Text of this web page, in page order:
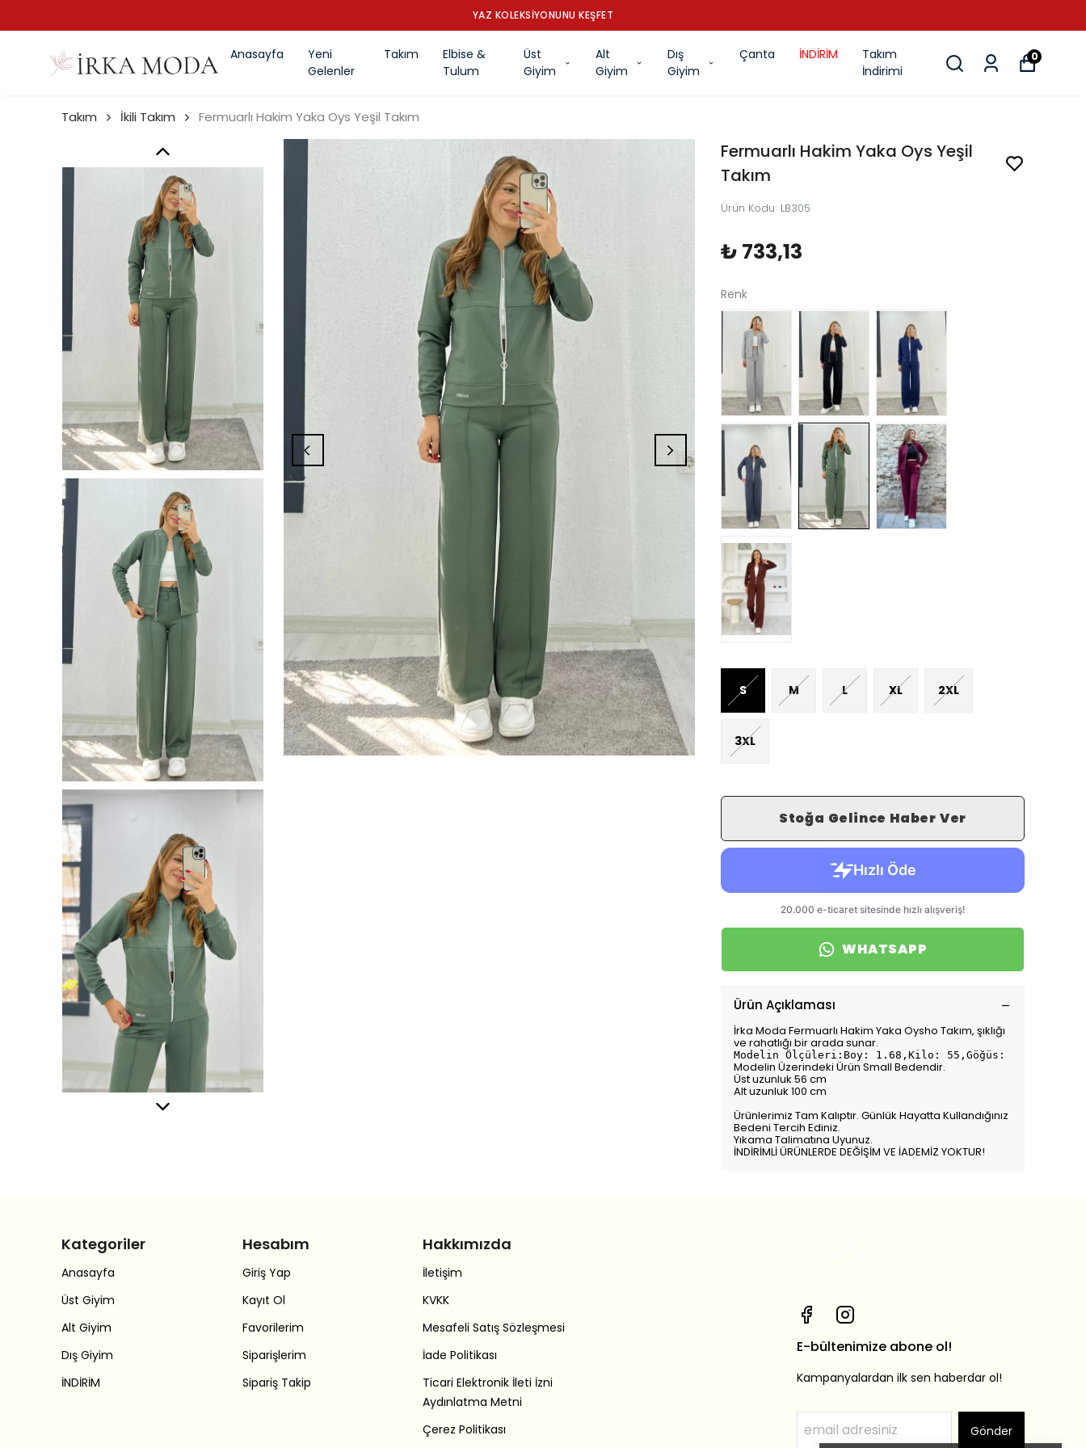
YAZ KOLEKSİYONUNU KEŞFET
Anasayfa
Yeni
Gelenler
Takım
Elbise &
Tulum
Üst
Giyim
Alt
Giyim
Dış
Giyim
Çanta İNDİRİM
Takım
İndirimi
0
Takım İkili Takım Fermuarlı Hakim Yaka Oys Yeşil Takım
Fermuarlı Hakim Yaka Oys Yeşil
Takım
Ürün Kodu: LB305
₺ 733,13
Renk
S M L XL 2XL
3XL
Stoğa Gelince Haber Ver
WHATSAPP
Ürün Açıklaması
İrka Moda Fermuarlı Hakim Yaka Oysho Takım, şıklığı
ve rahatlığı bir arada sunar.
Modelin Ölçüleri:Boy: 1.68,Kilo: 55,Göğüs: 75,Bel:
Modelin Üzerindeki Ürün Small Bedendir.
Üst uzunluk 56 cm
Alt uzunluk 100 cm
Ürünlerimiz Tam Kalıptır. Günlük Hayatta Kullandığınız
Bedeni Tercih Ediniz.
Yıkama Talimatına Uyunuz.
İNDİRİMLİ ÜRÜNLERDE DEĞİŞİM VE İADEMİZ YOKTUR!
Kategoriler
Anasayfa
Üst Giyim
Alt Giyim
Dış Giyim
İNDİRİM
Hesabım
Giriş Yap
Kayıt Ol
Favorilerim
Siparişlerim
Sipariş Takip
Hakkımızda
İletişim
KVKK
Mesafeli Satış Sözleşmesi
İade Politikası
Ticari Elektronik İleti İzni
Aydınlatma Metni
Çerez Politikası
E-bültenimize abone ol!
Kampanyalardan ilk sen haberdar ol!
Gönder